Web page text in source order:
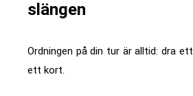
slängen
Ordningen på din tur är alltid: dra
ett kort.